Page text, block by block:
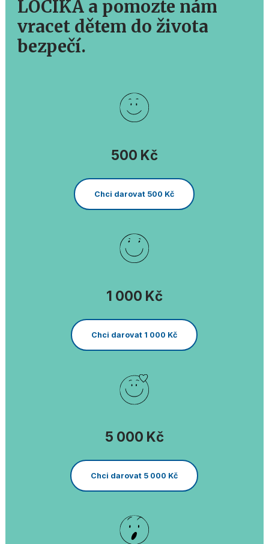
LOCIKA a pomozte nám
vracet dětem do života
bezpečí.
500 Kč
Chci darovat 500 Kč
1 000 Kč
Chci darovat 1 000 Kč
5 000 Kč
Chci darovat 5 000 Kč